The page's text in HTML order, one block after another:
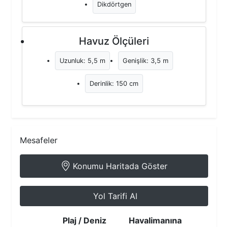
Dikdörtgen
Havuz Ölçüleri
Uzunluk: 5,5 m Genişlik: 3,5 m
Derinlik: 150 cm
Mesafeler
Konumu Haritada Göster
Yol Tarifi Al
Plaj / Deniz
Havalimanına